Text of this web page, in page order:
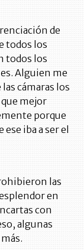
de
todos los
todos los
Alguien me
cámaras los
mejor
porque
iba a ser el
las
en
con
algunas